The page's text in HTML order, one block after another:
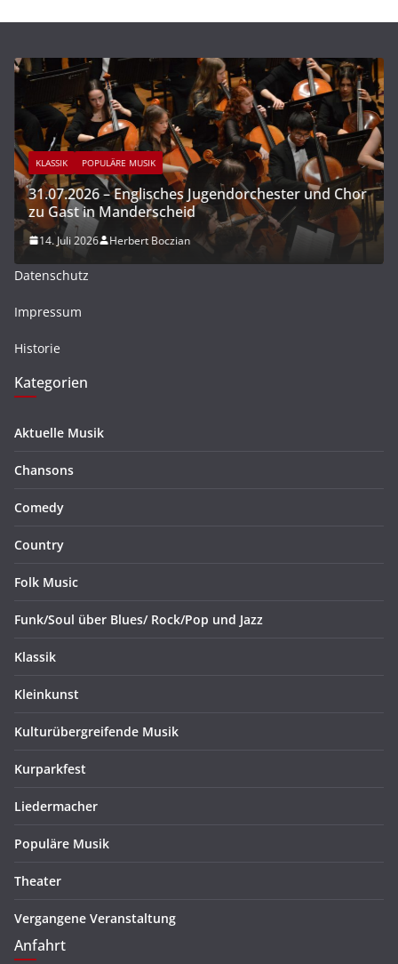
KLASSIK POPULÄRE MUSIK
31.07.2026 – Englisches Jugendorchester und Chor
zu Gast in Manderscheid
14. Juli 2026 Herbert Boczian
Datenschutz
Impressum
Historie
Kategorien
Aktuelle Musik
Chansons
Comedy
Country
Folk Music
Funk/Soul über Blues/ Rock/Pop und Jazz
Klassik
Kleinkunst
Kulturübergreifende Musik
Kurparkfest
Liedermacher
Populäre Musik
Theater
Vergangene Veranstaltung
Anfahrt